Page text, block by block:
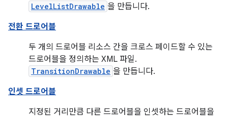
LevelListDrawable 을 만듭니다.
전환 드로어블
두 개의 드로어블 리소스 간을 크로스 페이드할 수 있는
드로어블을 정의하는 XML 파일.
TransitionDrawable 을 만듭니다.
인셋 드로어블
지정된 거리만큼 다른 드로어블을 인셋하는 드로어블을